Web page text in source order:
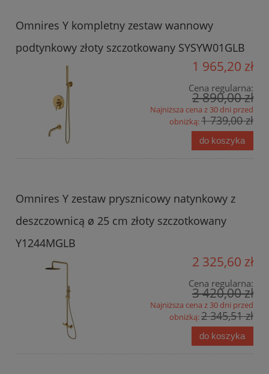
Omnires Y kompletny zestaw wannowy
podtynkowy złoty szczotkowany SYSYW01GLB
1 965,20 zł
Cena regularna:
2 890,00 zł
Najniższa cena z 30 dni przed
obniżką:1 739,00 zł
do koszyka
Omnires Y zestaw prysznicowy natynkowy z
deszczownicą ø 25 cm złoty szczotkowany
Y1244MGLB
2 325,60 zł
Cena regularna:
3 420,00 zł
Najniższa cena z 30 dni przed
obniżką:2 345,51 zł
do koszyka